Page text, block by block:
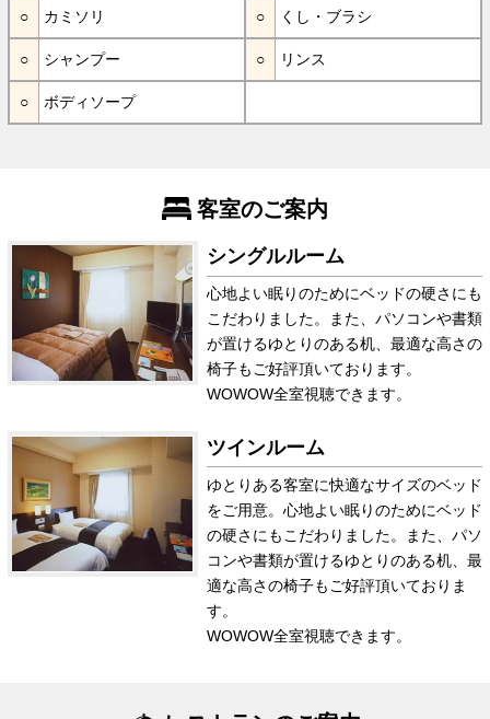
カミソリ くし・ブラシ
シャンプー リンス
ボディソープ
客室のご案内
シングルルーム
心地よい眠りのためにベッドの硬さにも
こだわりました。また、パソコンや書類
が置けるゆとりのある机、最適な高さの
椅子もご好評頂いております。
WOWOW全室視聴できます。
ツインルーム
ゆとりある客室に快適なサイズのベッド
をご用意。心地よい眠りのためにベッド
の硬さにもこだわりました。また、パソ
コンや書類が置けるゆとりのある机、最
適な高さの椅子もご好評頂いておりま
す。
WOWOW全室視聴できます。